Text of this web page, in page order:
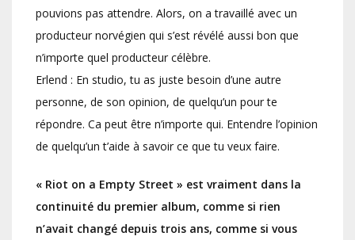
pouvions pas attendre. Alors, on a travaillé avec un
producteur norvégien qui s’est révélé aussi bon que
n’importe quel producteur célèbre.
Erlend : En studio, tu as juste besoin d’une autre
personne, de son opinion, de quelqu’un pour te
répondre. Ca peut être n’importe qui. Entendre l’opinion
de quelqu’un t’aide à savoir ce que tu veux faire.
« Riot on a Empty Street » est vraiment dans la
continuité du premier album, comme si rien
n’avait changé depuis trois ans, comme si vous